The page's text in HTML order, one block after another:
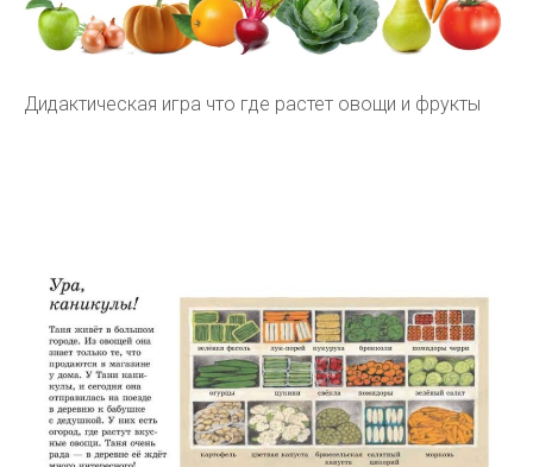
Дидактическая игра что где растет овощи и фрукты